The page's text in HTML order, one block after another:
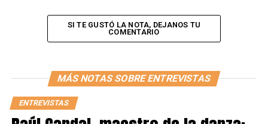
Ella no es cuidadora de nadie, aunque como todos, tiene
personas cercanas con problemas de salud. Conoce el
de la ONG, personas que dedican su vida al cuidado de
sus hijos y que además decidieron organizarse para
buscarle un marco legal a lo que mejor les hizo: el
SI TE GUSTÓ LA NOTA, DEJANOS TU
COMENTARIO
MÁS NOTAS SOBRE ENTREVISTAS
ENTREVISTAS